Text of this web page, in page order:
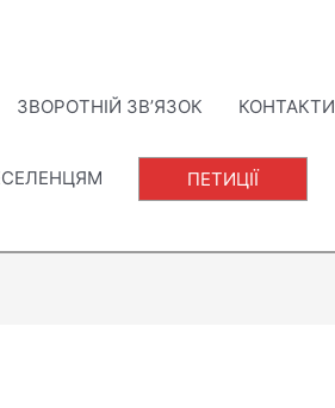
ЗВОРОТНІЙ ЗВ’ЯЗОК КОНТАКТИ
ПЕТИЦІЇ